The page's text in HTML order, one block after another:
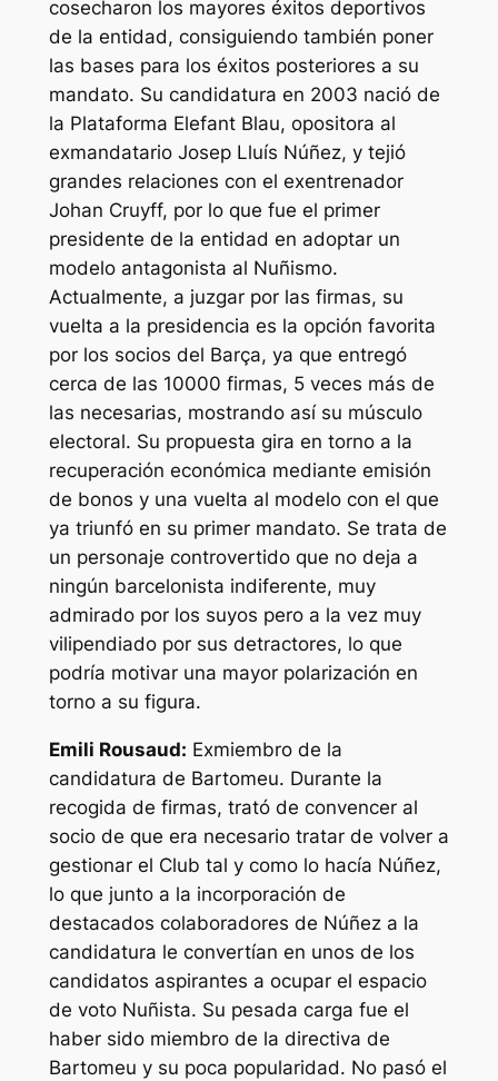
cosecharon los mayores éxitos deportivos
de la entidad, consiguiendo también poner
las bases para los éxitos posteriores a su
mandato. Su candidatura en 2003 nació de
la Plataforma Elefant Blau, opositora al
exmandatario Josep Lluís Núñez, y tejió
grandes relaciones con el exentrenador
Johan Cruyff, por lo que fue el primer
presidente de la entidad en adoptar un
modelo antagonista al Nuñismo.
Actualmente, a juzgar por las firmas, su
vuelta a la presidencia es la opción favorita
por los socios del Barça, ya que entregó
cerca de las 10000 firmas, 5 veces más de
las necesarias, mostrando así su músculo
electoral. Su propuesta gira en torno a la
recuperación económica mediante emisión
de bonos y una vuelta al modelo con el que
ya triunfó en su primer mandato. Se trata de
un personaje controvertido que no deja a
ningún barcelonista indiferente, muy
admirado por los suyos pero a la vez muy
vilipendiado por sus detractores, lo que
podría motivar una mayor polarización en
torno a su figura.
Emili Rousaud: Exmiembro de la
candidatura de Bartomeu. Durante la
recogida de firmas, trató de convencer al
socio de que era necesario tratar de volver a
gestionar el Club tal y como lo hacía Núñez,
lo que junto a la incorporación de
destacados colaboradores de Núñez a la
candidatura le convertían en unos de los
candidatos aspirantes a ocupar el espacio
de voto Nuñista. Su pesada carga fue el
haber sido miembro de la directiva de
Bartomeu y su poca popularidad. No pasó el